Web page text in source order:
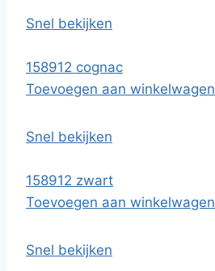
Snel bekijken
158912 cognac
Toevoegen aan winkelwagen
Snel bekijken
158912 zwart
Toevoegen aan winkelwagen
Snel bekijken